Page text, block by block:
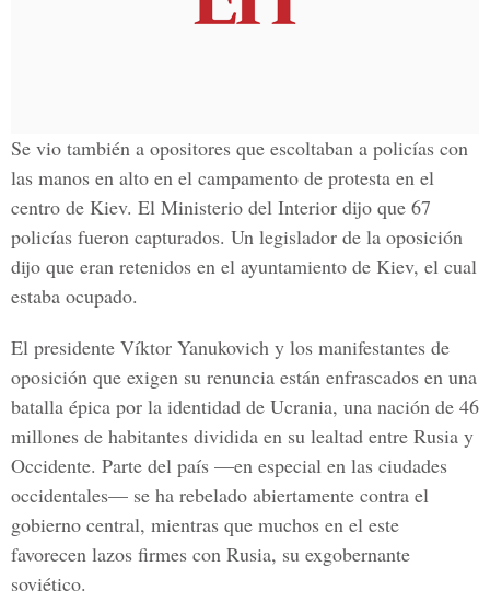
Se vio también a opositores que escoltaban a policías con
las manos en alto en el campamento de protesta en el
centro de Kiev. El Ministerio del Interior dijo que 67
policías fueron capturados. Un legislador de la oposición
dijo que eran retenidos en el ayuntamiento de Kiev, el cual
estaba ocupado.
El presidente Víktor Yanukovich y los manifestantes de
oposición que exigen su renuncia están enfrascados en una
batalla épica por la identidad de Ucrania, una nación de 46
millones de habitantes dividida en su lealtad entre Rusia y
Occidente. Parte del país —en especial en las ciudades
occidentales— se ha rebelado abiertamente contra el
gobierno central, mientras que muchos en el este
favorecen lazos firmes con Rusia, su exgobernante
soviético.